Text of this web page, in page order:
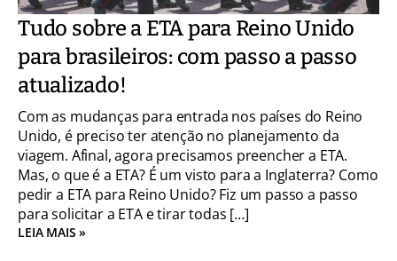
Tudo sobre a ETA para Reino Unido
para brasileiros: com passo a passo
atualizado!
Com as mudanças para entrada nos países do Reino
Unido, é preciso ter atenção no planejamento da
viagem. Afinal, agora precisamos preencher a ETA.
Mas, o que é a ETA? É um visto para a Inglaterra? Como
pedir a ETA para Reino Unido? Fiz um passo a passo
para solicitar a ETA e tirar todas […]
LEIA MAIS »